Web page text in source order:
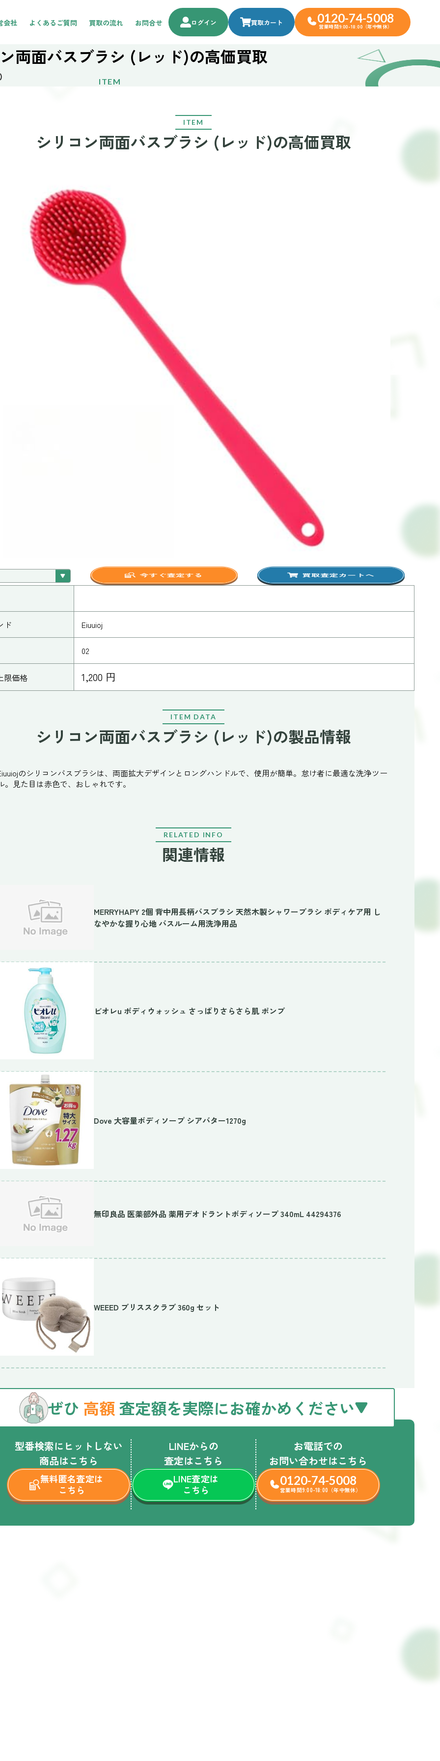
会社 よくあるご質問 買取の流れ お問合せ ログイン 買取カート 0120-74-5008
営業時間9:00-18:00（年中無休）
両面バスブラシ (レッド)の高価買取
ITEM
ITEM
シリコン両面バスブラシ (レッド)の高価買取
ド Eiuuioj
02
限価格 1,200 円
ITEM DATA
シリコン両面バスブラシ (レッド)の製品情報
のシリコンバスブラシは、両面拡大デザインとロングハンドルで、使用が簡単。怠け者に最適な洗浄ツー
。見た目は赤色で、おしゃれです。
RELATED INFO
関連情報
MERRYHAPY 2個 背中用長柄バスブラシ 天然木製シャワーブラシ ボディケア用 し
なやかな握り心地 バスルーム用洗浄用品
ビオレu ボディウォッシュ さっぱりさらさら肌 ポンプ
Dove 大容量ボディソープ シアバター1270g
無印良品 医薬部外品 薬用デオドラントボディソープ 340mL 44294376
WEEED ブリススクラブ 360g セット
型番検索にヒットしない
商品はこちら
無料匿名査定は
こちら
LINEからの
査定はこちら
LINE査定は
こちら
お電話での
お問い合わせはこちら
0120-74-5008
営業時間9:00-18:00（年中無休）
ぜひ 高額 査定額を実際にお確かめください